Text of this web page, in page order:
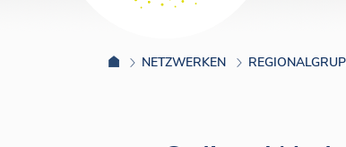
NETZWERKEN